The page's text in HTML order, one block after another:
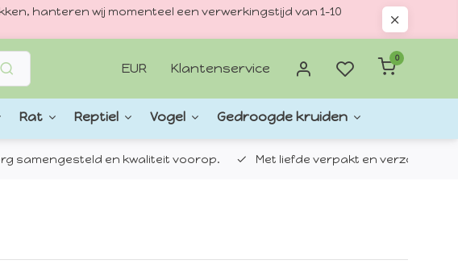
hanteren wij momenteel een verwerkingstijd van 1–10
EUR Klantenservice
0
Rat Reptiel Vogel Gedroogde kruiden
samengesteld en kwaliteit voorop. Met liefde verpakt en verzonden.